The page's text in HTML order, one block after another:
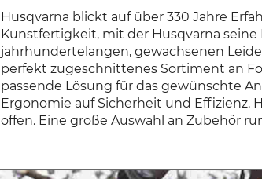
Husqvarna blickt auf über 330 Jahre
Kunstfertigkeit, mit der Husqvarna
jahrhundertelangen, gewachsenen
perfekt zugeschnittenes Sortiment an
passende Lösung für das gewünschte
Ergonomie auf Sicherheit und Effizienz.
offen. Eine große Auswahl an Zubehör